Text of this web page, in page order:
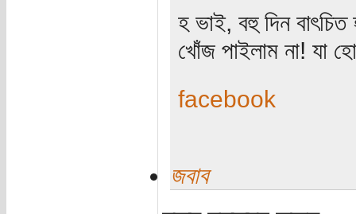
হ ভাই, বহু দিন
খোঁজ পাইলাম না! যা
facebook
জবাব